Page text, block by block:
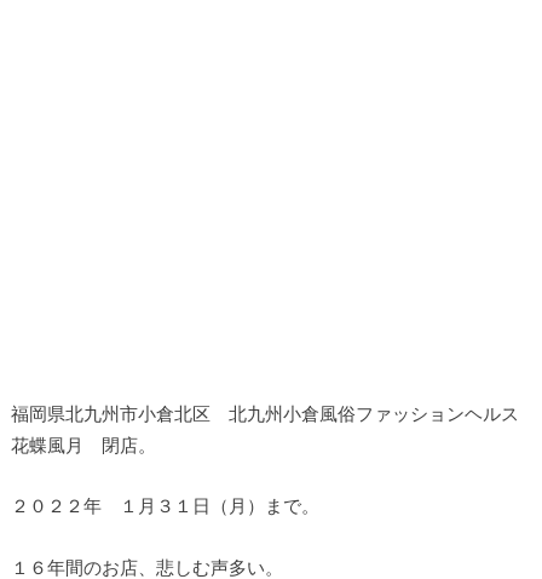
福岡県北九州市小倉北区 北九州小倉風俗ファッションヘルス
花蝶風月 閉店。
２０２２年 １月３１日（月）まで。
１６年間のお店、悲しむ声多い。